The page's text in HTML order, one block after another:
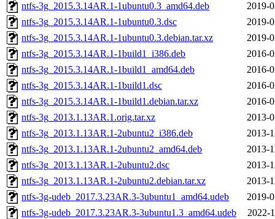
ntfs-3g_2015.3.14AR.1-1ubuntu0.3_amd64.deb
2019-
ntfs-3g_2015.3.14AR.1-1ubuntu0.3.dsc
2019-
ntfs-3g_2015.3.14AR.1-1ubuntu0.3.debian.tar.xz
2019-
ntfs-3g_2015.3.14AR.1-1build1_i386.deb
2016-
ntfs-3g_2015.3.14AR.1-1build1_amd64.deb
2016-
ntfs-3g_2015.3.14AR.1-1build1.dsc
2016-
ntfs-3g_2015.3.14AR.1-1build1.debian.tar.xz
2016-
ntfs-3g_2013.1.13AR.1.orig.tar.xz
2013-
ntfs-3g_2013.1.13AR.1-2ubuntu2_i386.deb
2013-
ntfs-3g_2013.1.13AR.1-2ubuntu2_amd64.deb
2013-
ntfs-3g_2013.1.13AR.1-2ubuntu2.dsc
2013-
ntfs-3g_2013.1.13AR.1-2ubuntu2.debian.tar.xz
2013-
ntfs-3g-udeb_2017.3.23AR.3-3ubuntu1_amd64.udeb
2019-
ntfs-3g-udeb_2017.3.23AR.3-3ubuntu1.3_amd64.udeb
2022-